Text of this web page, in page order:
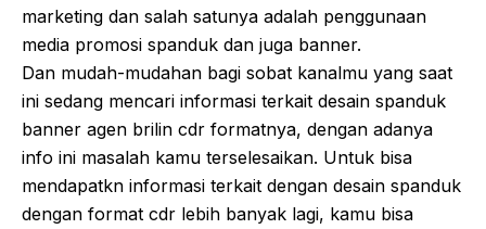
marketing dan salah satunya adalah penggunaan
media promosi spanduk dan juga banner.
Dan mudah-mudahan bagi sobat kanalmu yang saat
ini sedang mencari informasi terkait desain spanduk
banner agen brilin cdr formatnya, dengan adanya
info ini masalah kamu terselesaikan. Untuk bisa
mendapatkn informasi terkait dengan desain spanduk
dengan format cdr lebih banyak lagi, kamu bisa